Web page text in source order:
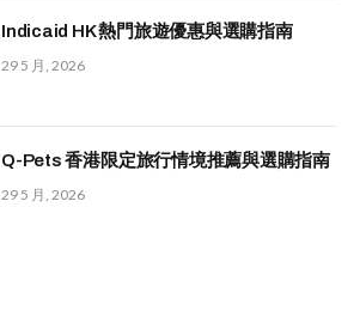
Indicaid HK 熱門旅遊優惠與選購指南
29 5 月, 2026
Q-Pets 香港限定旅行情境推薦與選購指南
29 5 月, 2026